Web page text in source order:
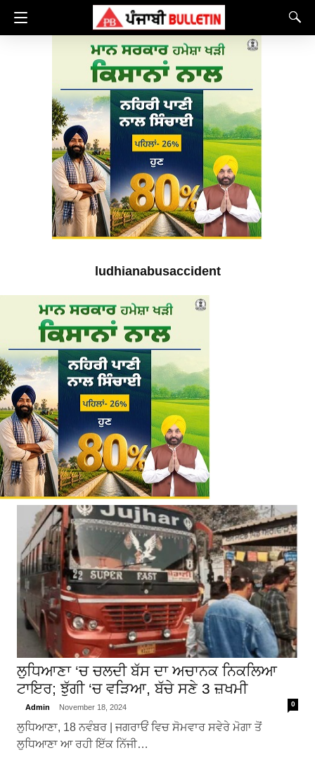
ludhianabusaccident
ਲੁਧਿਆਣਾ ‘ਚ ਚਲਦੀ ਬੱਸ ਦਾ ਅਚਾਨਕ ਨਿਕਲਿਆ
ਟਾਇਰ; ਝੁੱਗੀ ‘ਚ ਵੜਿਆ, ਬੱਚੇ ਸਣੇ 3 ਜ਼ਖਮੀ
Admin November 18, 2024 0
ਲੁਧਿਆਣਾ, 18 ਨਵੰਬਰ | ਜਗਰਾਓਂ ਵਿਚ ਸੋਮਵਾਰ ਸਵੇਰੇ ਮੋਗਾ ਤੋਂ
ਲੁਧਿਆਣਾ ਆ ਰਹੀ ਇੱਕ ਨਿੱਜੀ…